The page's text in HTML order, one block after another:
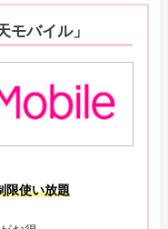
モバイル」
限使い放題